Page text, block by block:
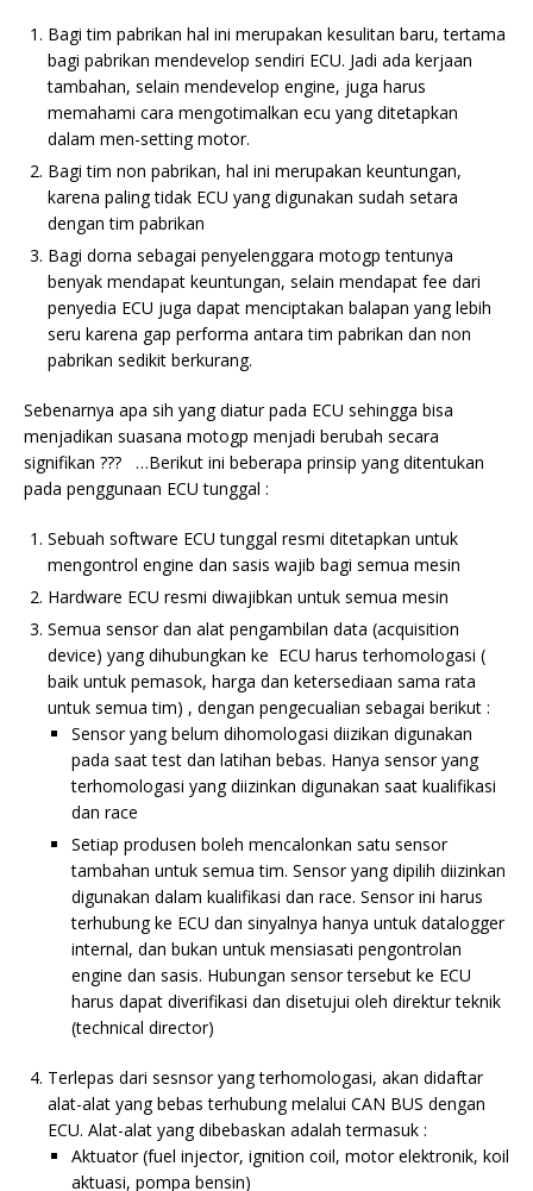
Bagi tim pabrikan hal ini merupakan kesulitan baru, tertama
bagi pabrikan mendevelop sendiri ECU. Jadi ada kerjaan
tambahan, selain mendevelop engine, juga harus
memahami cara mengotimalkan ecu yang ditetapkan
dalam men-setting motor.
Bagi tim non pabrikan, hal ini merupakan keuntungan,
karena paling tidak ECU yang digunakan sudah setara
dengan tim pabrikan
Bagi dorna sebagai penyelenggara motogp tentunya
benyak mendapat keuntungan, selain mendapat fee dari
penyedia ECU juga dapat menciptakan balapan yang lebih
seru karena gap performa antara tim pabrikan dan non
pabrikan sedikit berkurang.
Sebenarnya apa sih yang diatur pada ECU sehingga bisa
menjadikan suasana motogp menjadi berubah secara
signifikan ??? …Berikut ini beberapa prinsip yang ditentukan
pada penggunaan ECU tunggal :
Sebuah software ECU tunggal resmi ditetapkan untuk
mengontrol engine dan sasis wajib bagi semua mesin
Hardware ECU resmi diwajibkan untuk semua mesin
Semua sensor dan alat pengambilan data (acquisition
device) yang dihubungkan ke ECU harus terhomologasi (
baik untuk pemasok, harga dan ketersediaan sama rata
untuk semua tim) , dengan pengecualian sebagai berikut :
Sensor yang belum dihomologasi diizikan digunakan
pada saat test dan latihan bebas. Hanya sensor yang
terhomologasi yang diizinkan digunakan saat kualifikasi
dan race
Setiap produsen boleh mencalonkan satu sensor
tambahan untuk semua tim. Sensor yang dipilih diizinkan
digunakan dalam kualifikasi dan race. Sensor ini harus
terhubung ke ECU dan sinyalnya hanya untuk datalogger
internal, dan bukan untuk mensiasati pengontrolan
engine dan sasis. Hubungan sensor tersebut ke ECU
harus dapat diverifikasi dan disetujui oleh direktur teknik
(technical director)
Terlepas dari sesnsor yang terhomologasi, akan didaftar
alat-alat yang bebas terhubung melalui CAN BUS dengan
ECU. Alat-alat yang dibebaskan adalah termasuk :
Aktuator (fuel injector, ignition coil, motor elektronik, koil
aktuasi, pompa bensin)